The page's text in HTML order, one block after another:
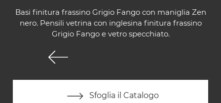
Basi finitura frassino Grigio Fango con maniglia Zen
nero. Pensili vetrina con inglesina finitura frassino
Grigio Fango e vetro specchiato.
Sfoglia il Catalogo